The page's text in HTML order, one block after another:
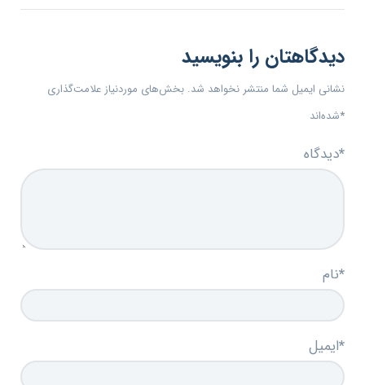
دیدگاهتان را بنویسید
نشانی ایمیل شما منتشر نخواهد شد. بخش‌های موردنیاز علامت‌گذاری
شده‌اند*
دیدگاه*
نام*
ایمیل*